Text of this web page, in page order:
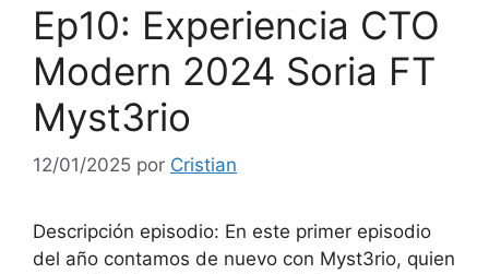
Ep10: Experiencia CTO
Modern 2024 Soria FT
Myst3rio
12/01/2025 por Cristian
Descripción episodio: En este primer episodio
del año contamos de nuevo con Myst3rio, quien